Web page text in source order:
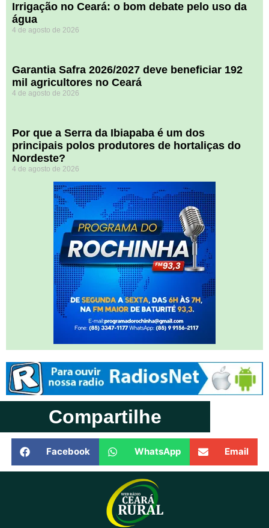
Irrigação no Ceará: o bom debate pelo uso da
água
4 de agosto de 2026
Garantia Safra 2026/2027 deve beneficiar 192
mil agricultores no Ceará
4 de agosto de 2026
Por que a Serra da Ibiapaba é um dos
principais polos produtores de hortaliças do
Nordeste?
4 de agosto de 2026
Compartilhe
Facebook WhatsApp Email